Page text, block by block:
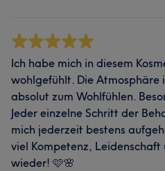
Ich habe mich in diesem
wohlgefühlt. Die Atmosphäre
absolut zum Wohlfühlen.
Jeder einzelne Schritt der
mich jederzeit bestens
viel Kompetenz,
wieder! 🩷🌸